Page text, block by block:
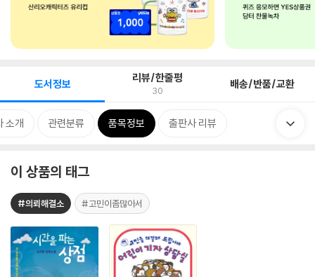
도서정보 리뷰/한줄평
30 배송/반품/교환
소개 관련분류 품목정보 출판사 리뷰
이 상품의 태그
#의뢰해결소 #고민이좀많아서